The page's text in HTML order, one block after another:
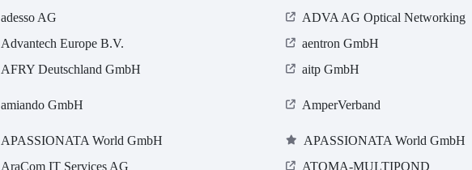
adesso AG
ADVA AG Optical Networking
Advantech Europe B.V.
aentron GmbH
AFRY Deutschland GmbH
aitp GmbH
amiando GmbH AmperVerband
APASSIONATA World GmbH
APASSIONATA World GmbH
AraCom IT Services AG
ATOMA-MULTIPOND